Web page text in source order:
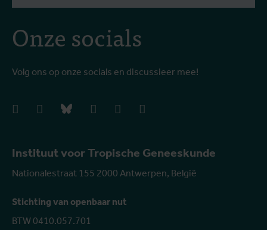
Instituut voor Tropische Geneeskunde
Nationalestraat 155 2000 Antwerpen, België
Stichting van openbaar nut
BTW 0410.057.701
Onze socials
Volg ons op onze socials en discussieer mee!
facebookinstagrambluesky linkedIn youtube